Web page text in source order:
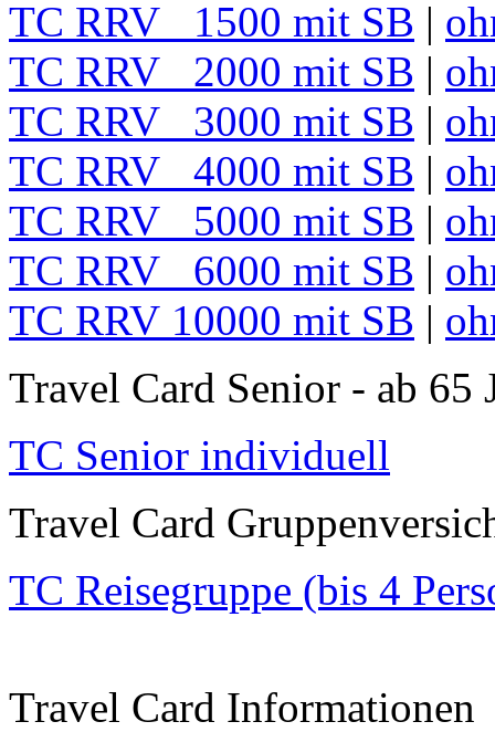
TC RRV 1500 mit SB |
TC RRV 2000 mit SB |
TC RRV 3000 mit SB |
TC RRV 4000 mit SB |
TC RRV 5000 mit SB |
TC RRV 6000 mit SB |
TC RRV 10000 mit SB |
Travel Card Senior - ab 65
TC Senior individuell
Travel Card
TC Reisegruppe (bis 4
Travel Card Informationen